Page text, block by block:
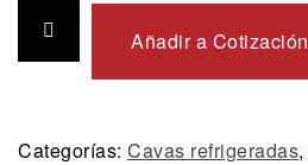
Añadir a Cotización
Categorías: Cavas refrigeradas,